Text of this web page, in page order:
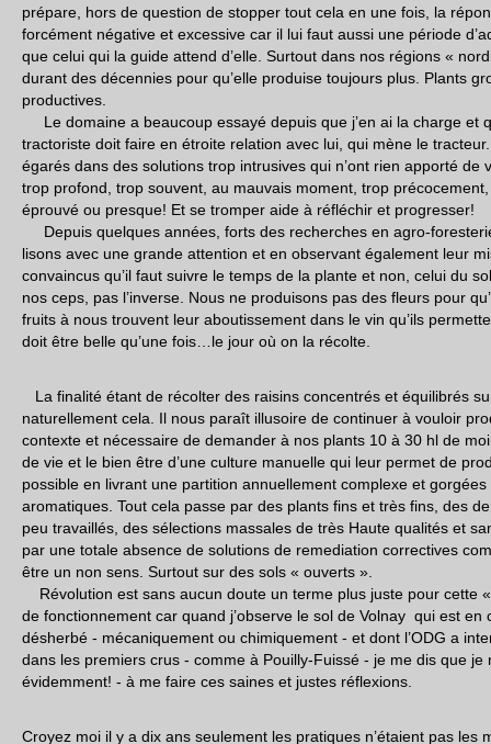
prépare, hors de question de stopper tout cela en une fois, la
forcément négative et excessive car il lui faut aussi une période
que celui qui la guide attend d’elle. Surtout dans nos régions «
durant des décennies pour qu’elle produise toujours plus. Plants
productives.
Le domaine a beaucoup essayé depuis que j’en ai la charge et
tractoriste doit faire en étroite relation avec lui, qui mène le
égarés dans des solutions trop intrusives qui n’ont rien apporté de
trop profond, trop souvent, au mauvais moment, trop
éprouvé ou presque! Et se tromper aide à réfléchir et progresser!
Depuis quelques années, forts des recherches en agro-
lisons avec une grande attention et en observant également leur
convaincus qu’il faut suivre le temps de la plante et non, celui du
nos ceps, pas l’inverse. Nous ne produisons pas des fleurs pour
fruits à nous trouvent leur aboutissement dans le vin qu’ils
doit être belle qu’une fois…le jour où on la récolte.
La finalité étant de récolter des raisins concentrés et équilibrés
naturellement cela. Il nous paraît illusoire de continuer à vouloir
contexte et nécessaire de demander à nos plants 10 à 30 hl de
de vie et le bien être d’une culture manuelle qui leur permet de
possible en livrant une partition annuellement complexe et
aromatiques. Tout cela passe par des plants fins et très fins, des
peu travaillés, des sélections massales de très Haute qualités et
par une totale absence de solutions de remediation correctives
être un non sens. Surtout sur des sols « ouverts ».
Révolution est sans aucun doute un terme plus juste pour cette
de fonctionnement car quand j’observe le sol de Volnay qui est
désherbé - mécaniquement ou chimiquement - et dont l’ODG a
dans les premiers crus - comme à Pouilly-Fuissé - je me dis que je
évidemment! - à me faire ces saines et justes réflexions.
Croyez moi il y a dix ans seulement les pratiques n’étaient pas les